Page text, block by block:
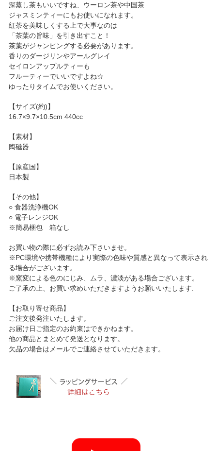
深蒸し茶もいいですね、ウーロン茶や中国茶
ジャスミンティーにもお使いになれます。
紅茶を美味しくする上で大事なのは
「茶葉の旨味」を引き出すこと！
茶葉がジャンピングする必要があります。
香りのダージリンやアールグレイ
セイロンアップルティーも
フルーティーでいいですよね☆
ゆったりタイムでお使いください。
【サイズ(約)】
16.7×9.7×10.5cm 440cc
【素材】
陶磁器
【原産国】
日本製
【その他】
○ 食器洗浄機OK
○ 電子レンジOK
※簡易梱包 箱なし
お買い物の際に必ずお読み下さいませ。
※PC環境や携帯機種により実際の色味や質感と異なって表示され
る場合がございます。
※窯変による色のにじみ、ムラ、濃淡がある場合ございます。
ご了承の上、お買い求めいただきますようお願いいたします.
【お取り寄せ商品】
ご注文後発注いたします。
お届け日ご指定のお約束はできかねます。
他の商品とまとめて発送となります。
欠品の場合はメールでご連絡させていただきます。